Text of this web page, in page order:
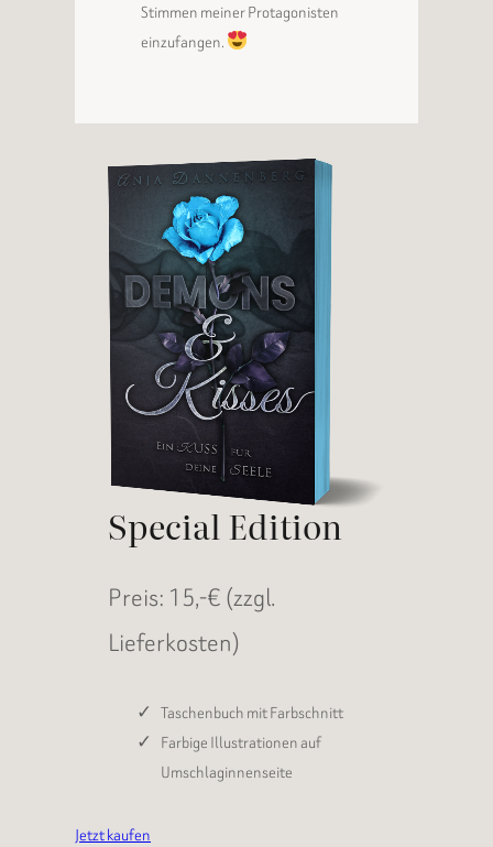
Stimmen meiner Protagonisten
einzufangen.
Special Edition
Preis: 15,-€ (zzgl.
Lieferkosten)
Taschenbuch mit Farbschnitt
Farbige Illustrationen auf
Umschlaginnenseite
Jetzt kaufen